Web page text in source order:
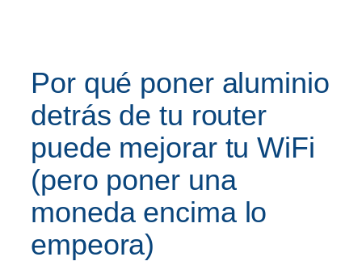
Por qué poner aluminio
detrás de tu router
puede mejorar tu WiFi
(pero poner una
moneda encima lo
empeora)